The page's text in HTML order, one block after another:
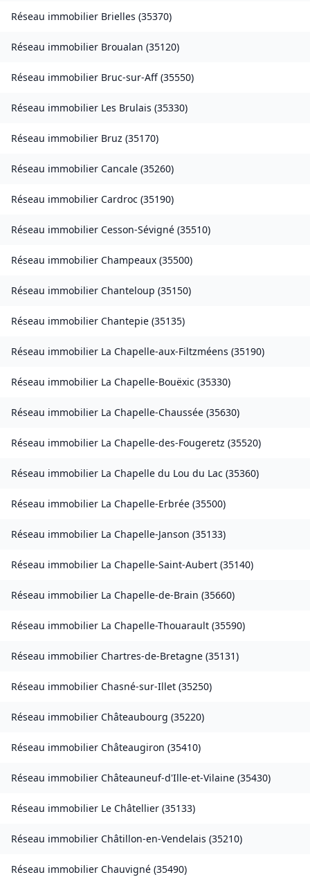
Réseau immobilier Brielles (35370)
Réseau immobilier Broualan (35120)
Réseau immobilier Bruc-sur-Aff (35550)
Réseau immobilier Les Brulais (35330)
Réseau immobilier Bruz (35170)
Réseau immobilier Cancale (35260)
Réseau immobilier Cardroc (35190)
Réseau immobilier Cesson-Sévigné (35510)
Réseau immobilier Champeaux (35500)
Réseau immobilier Chanteloup (35150)
Réseau immobilier Chantepie (35135)
Réseau immobilier La Chapelle-aux-Filtzméens (35190)
Réseau immobilier La Chapelle-Bouëxic (35330)
Réseau immobilier La Chapelle-Chaussée (35630)
Réseau immobilier La Chapelle-des-Fougeretz (35520)
Réseau immobilier La Chapelle du Lou du Lac (35360)
Réseau immobilier La Chapelle-Erbrée (35500)
Réseau immobilier La Chapelle-Janson (35133)
Réseau immobilier La Chapelle-Saint-Aubert (35140)
Réseau immobilier La Chapelle-de-Brain (35660)
Réseau immobilier La Chapelle-Thouarault (35590)
Réseau immobilier Chartres-de-Bretagne (35131)
Réseau immobilier Chasné-sur-Illet (35250)
Réseau immobilier Châteaubourg (35220)
Réseau immobilier Châteaugiron (35410)
Réseau immobilier Châteauneuf-d'Ille-et-Vilaine (35430)
Réseau immobilier Le Châtellier (35133)
Réseau immobilier Châtillon-en-Vendelais (35210)
Réseau immobilier Chauvigné (35490)